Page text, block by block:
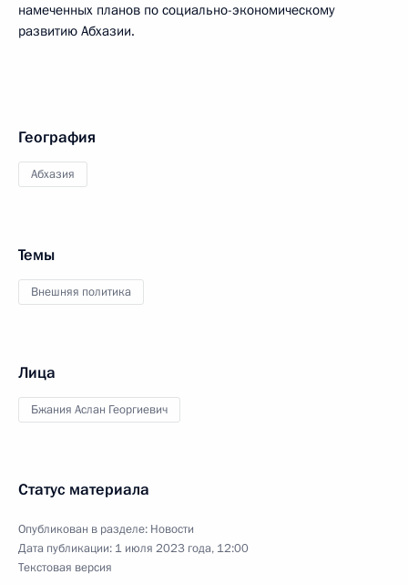
намеченных планов по социально-экономическому
развитию Абхазии.
География
Абхазия
Темы
Внешняя политика
Лица
Бжания Аслан Георгиевич
Статус материала
Опубликован в разделе: Новости
Дата публикации: 1 июля 2023 года, 12:00
Текстовая версия